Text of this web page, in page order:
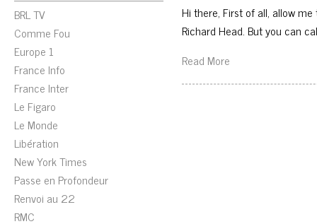
BRL TV
Comme Fou
Europe 1
France Info
France Inter
Le Figaro
Le Monde
Libération
New York Times
Passe en Profondeur
Renvoi au 22
RMC
Hi there, First of all, allow
Richard Head. But you can
Read More